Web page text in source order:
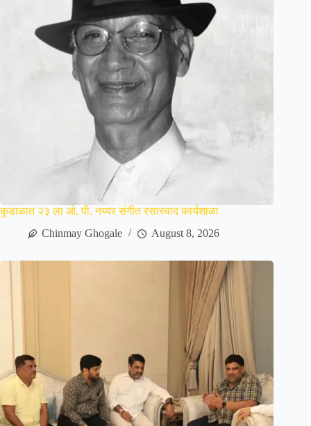
कुडाळात २३ ला ओ. पी. नय्यर संगीत रसास्वाद कार्यशाळा
Chinmay Ghogale
August 8, 2026